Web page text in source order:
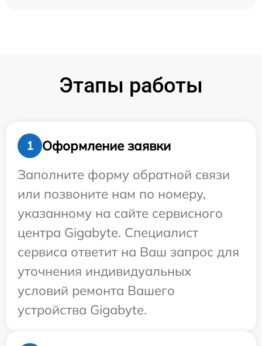
Этапы работы
1
Оформление заявки
Заполните форму обратной связи
или позвоните нам по номеру,
указанному на сайте сервисного
центра Gigabyte. Специалист
сервиса ответит на Ваш запрос для
уточнения индивидуальных
условий ремонта Вашего
устройства Gigabyte.